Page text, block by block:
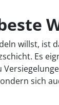
willst, ist
Es
sich